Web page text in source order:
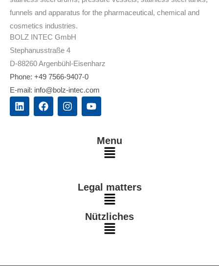
funnels and apparatus for the pharmaceutical, chemical and
cosmetics industries.
BOLZ INTEC GmbH
Stephanusstraße 4
D-88260 Argenbühl-Eisenharz
Phone: +49 7566-9407-0
E-mail: info@bolz-intec.com
L
i
F
a
I
n
Y
o
Menu
Main
Legal matters
Main
Menu
Nützliches
Main